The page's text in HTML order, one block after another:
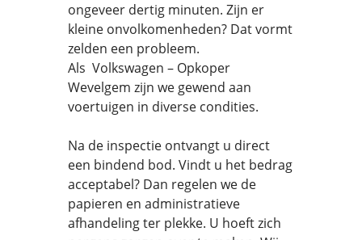
ongeveer dertig minuten. Zijn er
kleine onvolkomenheden? Dat vormt
zelden een probleem.
Als Volkswagen – Opkoper
Wevelgem zijn we gewend aan
voertuigen in diverse condities.
Na de inspectie ontvangt u direct
een bindend bod. Vindt u het bedrag
acceptabel? Dan regelen we de
papieren en administratieve
afhandeling ter plekke. U hoeft zich